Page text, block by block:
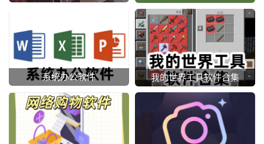
系统办公软件 我的世界工具软件合集